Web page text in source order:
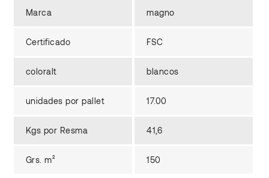
Marca magno
Certificado FSC
coloralt blancos
unidades por pallet 17.00
Kgs por Resma 41,6
Grs. m² 150